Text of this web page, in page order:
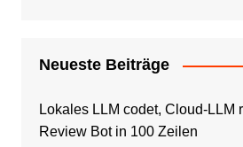
Neueste Beiträge
Lokales LLM codet, Cloud-LLM
Review Bot in 100 Zeilen